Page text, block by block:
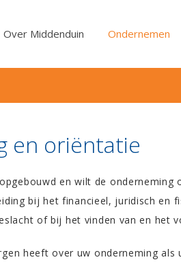
Over Middenduin Ondernemen
en oriëntatie
en wilt de
bij het financieel, juridisch en
of bij het vinden van en het
heeft over uw onderneming